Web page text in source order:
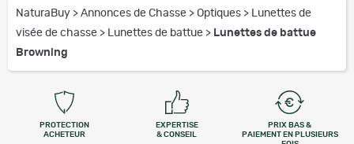
NaturaBuy > Annonces de Chasse > Optiques > Lunettes de
visée de chasse > Lunettes de battue > Lunettes de battue
Browning
PROTECTION
ACHETEUR
EXPERTISE
& CONSEIL
PRIX BAS &
PAIEMENT EN PLUSIEURS